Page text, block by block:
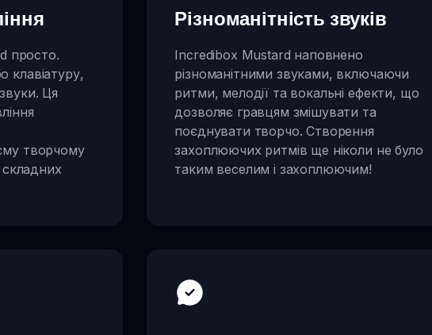
просто.
клавіатуру,
Ця
творчому
складних
Різноманітність звуків
Incredibox Mustard наповнено
різноманітними звуками, включаючи
ритми, мелодії та вокальні ефекти, що
дозволяє гравцям змішувати та
поєднувати творчо. Створення
захоплюючих ритмів ще ніколи не було
таким веселим і захоплюючим!